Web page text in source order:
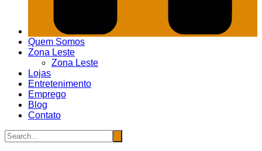
Quem Somos
Zona Leste
Zona Leste
Lojas
Entretenimento
Emprego
Blog
Contato